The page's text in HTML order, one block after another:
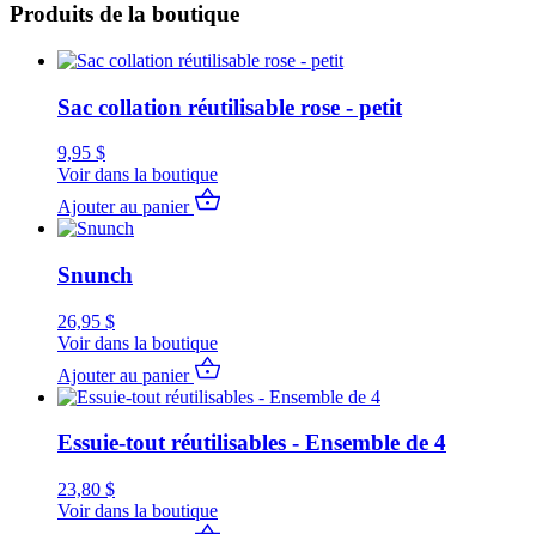
Produits de la boutique
Sac collation réutilisable rose - petit
9,95 $
Voir dans la boutique
Ajouter au panier
Snunch
26,95 $
Voir dans la boutique
Ajouter au panier
Essuie-tout réutilisables - Ensemble de 4
23,80 $
Voir dans la boutique